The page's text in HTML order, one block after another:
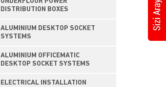
DISTRIBUTION BOXES
ALUMINIUM DESKTOP SOCKET
SYSTEMS
ALUMINIUM OFFICEMATIC
DESKTOP SOCKET SYSTEMS
ELECTRICAL INSTALLATION